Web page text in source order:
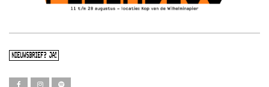
NIEUWSBRIEF? JA!